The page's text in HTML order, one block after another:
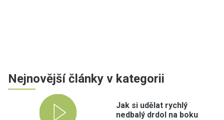
Nejnovější články v kategorii
Jak si udělat rychlý
nedbalý drdol na boku